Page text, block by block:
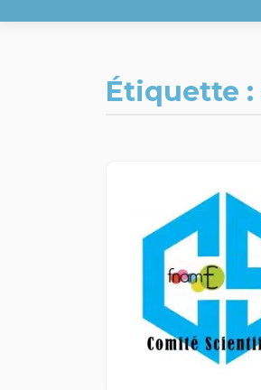
Étiquette :